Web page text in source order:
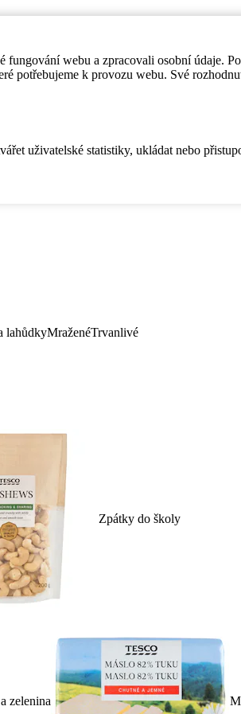
webu a zpracovali osobní údaje.
potřebujeme k provozu webu. Své
uživatelské statistiky, ukládat nebo
lahůdkyMraženéTrvanlivé
Zpátky do školy
zelenina